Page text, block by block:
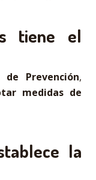
tiene el
de Prevención,
medidas de
la